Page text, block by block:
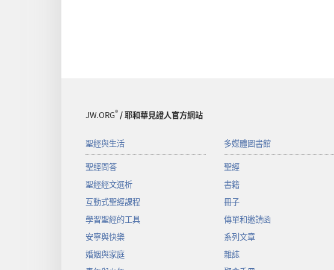
JW.ORG®/ 耶和華見證人官方網站
聖經與生活
聖經問答
聖經經文選析
互動式聖經課程
學習聖經的工具
安寧與快樂
婚姻與家庭
多媒體圖書館
聖經
書籍
冊子
傳單和邀請函
系列文章
雜誌